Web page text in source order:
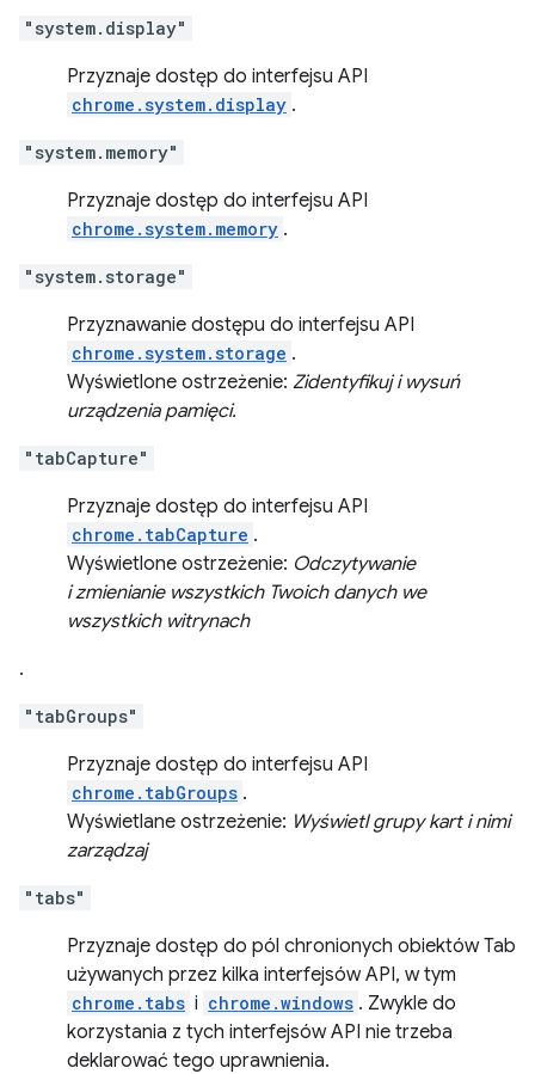
"system.display"
Przyznaje dostęp do interfejsu API
chrome.system.display .
"system.memory"
Przyznaje dostęp do interfejsu API
chrome.system.memory .
"system.storage"
Przyznawanie dostępu do interfejsu API
chrome.system.storage .
Wyświetlone ostrzeżenie: Zidentyfikuj i wysuń
urządzenia pamięci.
"tabCapture"
Przyznaje dostęp do interfejsu API
chrome.tabCapture .
Wyświetlone ostrzeżenie: Odczytywanie
i zmienianie wszystkich Twoich danych we
wszystkich witrynach
.
"tabGroups"
Przyznaje dostęp do interfejsu API
chrome.tabGroups .
Wyświetlane ostrzeżenie: Wyświetl grupy kart i nimi
zarządzaj
"tabs"
Przyznaje dostęp do pól chronionych obiektów Tab
używanych przez kilka interfejsów API, w tym
chrome.tabs i chrome.windows . Zwykle do
korzystania z tych interfejsów API nie trzeba
deklarować tego uprawnienia.